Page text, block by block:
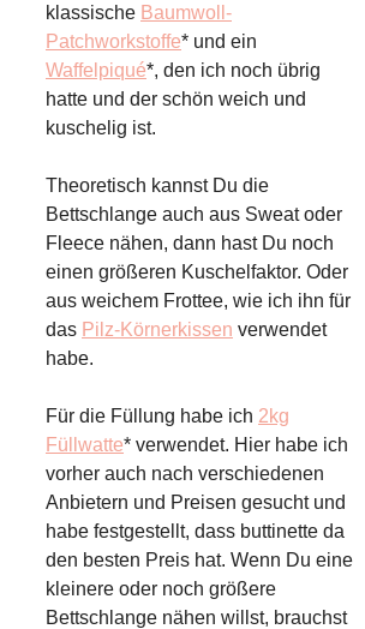
klassische Baumwoll-
Patchworkstoffe* und ein
Waffelpiqué*, den ich noch übrig
hatte und der schön weich und
kuschelig ist.
Theoretisch kannst Du die
Bettschlange auch aus Sweat oder
Fleece nähen, dann hast Du noch
einen größeren Kuschelfaktor. Oder
aus weichem Frottee, wie ich ihn für
das Pilz-Körnerkissen verwendet
habe.
Für die Füllung habe ich 2kg
Füllwatte* verwendet. Hier habe ich
vorher auch nach verschiedenen
Anbietern und Preisen gesucht und
habe festgestellt, dass buttinette da
den besten Preis hat. Wenn Du eine
kleinere oder noch größere
Bettschlange nähen willst, brauchst